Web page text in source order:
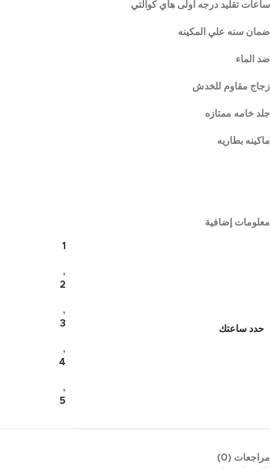
ساعات تقليد درجه اولى هاي كوالتي
ضمان سنه علي المكينه
ضد الماء
زجاج مقاوم للخدش
جلد خامه ممتازه
ماكينه بطاريه
معلومات إضافية
حدد ساعتك
1
,
2
,
3
,
4
,
5
مراجعات (0)